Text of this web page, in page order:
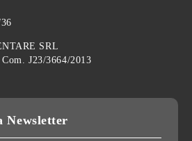
SRL
J23/3664/2013
Newsletter